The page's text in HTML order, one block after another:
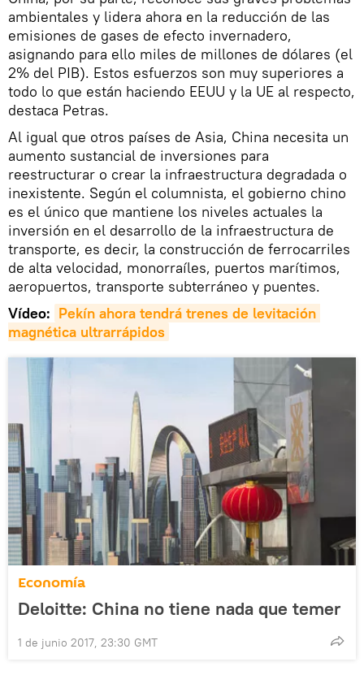
ambientales y lidera ahora en la reducción de las
emisiones de gases de efecto invernadero,
asignando para ello miles de millones de dólares (el
2% del PIB). Estos esfuerzos son muy superiores a
todo lo que están haciendo EEUU y la UE al respecto,
destaca Petras.
Al igual que otros países de Asia, China necesita un
aumento sustancial de inversiones para
reestructurar o crear la infraestructura degradada o
inexistente. Según el columnista, el gobierno chino
es el único que mantiene los niveles actuales la
inversión en el desarrollo de la infraestructura de
transporte, es decir, la construcción de ferrocarriles
de alta velocidad, monorraíles, puertos marítimos,
aeropuertos, transporte subterráneo y puentes.
Vídeo: Pekín ahora tendrá trenes de levitación
magnética ultrarrápidos
Economía
Deloitte: China no tiene nada que temer
1 de junio 2017, 23:30 GMT